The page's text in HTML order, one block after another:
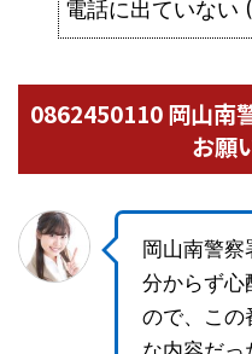
電話に出ていない (
0862450110 岡山南
お願
岡山南警
分からず心
ので、この